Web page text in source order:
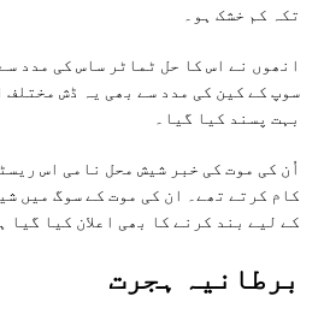
تکہ کم خشک ہو۔
انھوں نے اس کا حل ٹماٹر ساس کی مدد
سوپ کے کین کی مدد سے بھی یہ ڈش
بہت پسند کیا گیا۔
اُن کی موت کی خبر شیش محل نامی اس
کے لیے بند کرنے کا بھی اعلان کیا گیا
برطانيہ ہجرت